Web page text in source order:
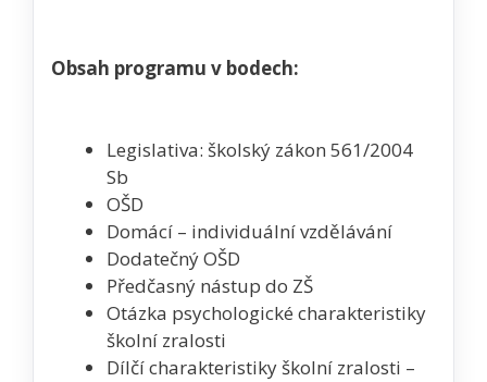
Obsah programu v bodech:
Legislativa: školský zákon 561/2004
Sb
OŠD
Domácí – individuální vzdělávání
Dodatečný OŠD
Předčasný nástup do ZŠ
Otázka psychologické charakteristiky
školní zralosti
Dílčí charakteristiky školní zralosti –